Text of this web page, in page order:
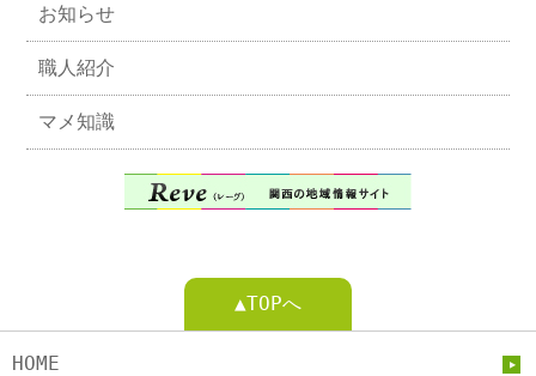
お知らせ
職人紹介
マメ知識
▲TOPへ
HOME